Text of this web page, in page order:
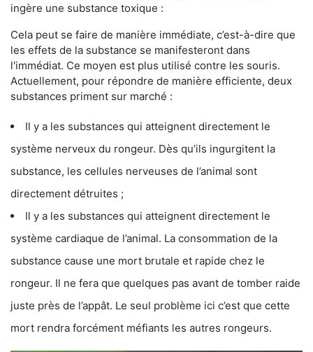
ingère une substance toxique :
Cela peut se faire de manière immédiate, c’est-à-dire que
les effets de la substance se manifesteront dans
l'immédiat. Ce moyen est plus utilisé contre les souris.
Actuellement, pour répondre de manière efficiente, deux
substances priment sur marché :
Il y a les substances qui atteignent directement le
système nerveux du rongeur. Dès qu’ils ingurgitent la
substance, les cellules nerveuses de l’animal sont
directement détruites ;
Il y a les substances qui atteignent directement le
système cardiaque de l’animal. La consommation de la
substance cause une mort brutale et rapide chez le
rongeur. Il ne fera que quelques pas avant de tomber raide
juste près de l’appât. Le seul problème ici c’est que cette
mort rendra forcément méfiants les autres rongeurs.